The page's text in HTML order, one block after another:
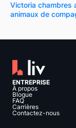
Victoria chambres
animaux de
ENTREPRISE
À propos
Blogue
FAQ
Carrières
Contactez-nous